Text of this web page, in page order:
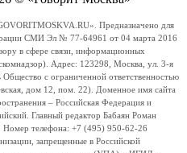
Предназначено для
СМИ Эл № 77-64961 от 04 марта 2016
в сфере связи, информационных
Адрес: 123298, Москва, ул. 3-я
с ограниченной ответственностью
дом 12, пом. 22). Доменное имя сайта
– Российская Федерация и
Главный редактор Бабаян Роман
телефона: +7 (495) 950-62-26
запрещенные в Российской